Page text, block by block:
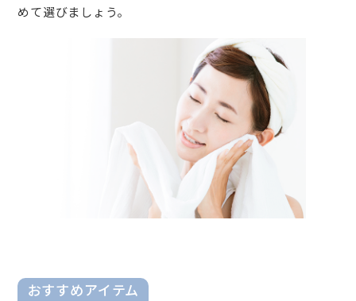
めて選びましょう。
おすすめアイテム